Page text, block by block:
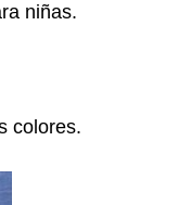
niñas.
colores.